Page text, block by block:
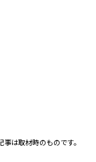
は取材時のものです。